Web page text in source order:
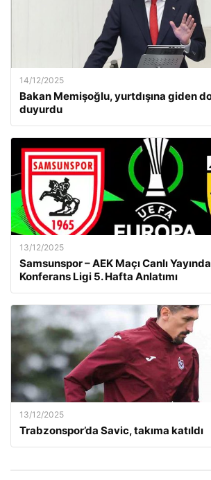
14/12/2025
Bakan Memişoğlu, yurtdışına giden
duyurdu
13/12/2025
Samsunspor – AEK Maçı Canlı
Konferans Ligi 5. Hafta Anlatımı
13/12/2025
Trabzonspor’da Savic, takıma katıldı